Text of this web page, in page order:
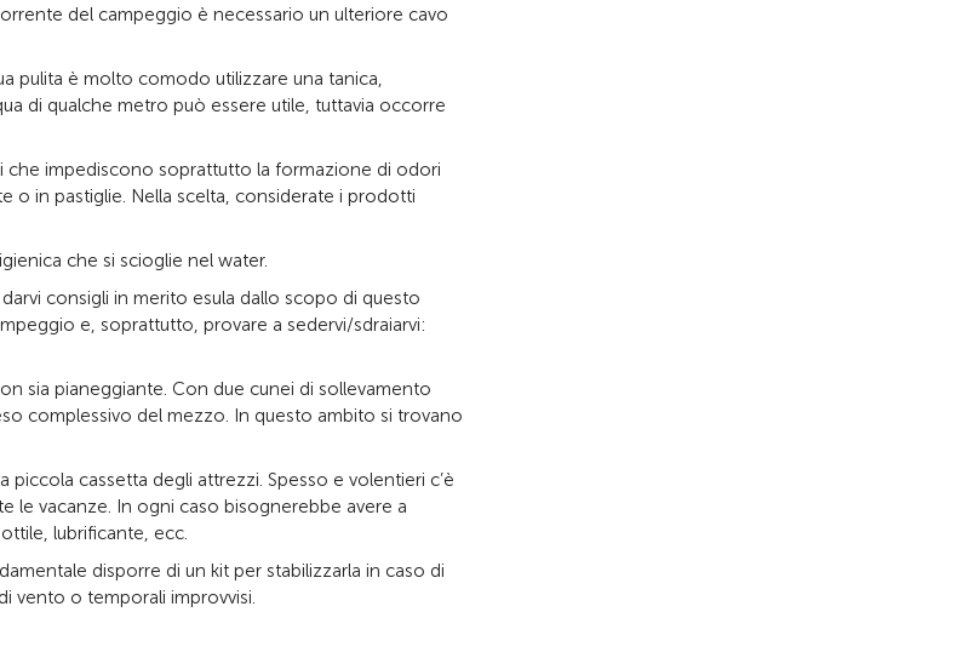
del campeggio è necessario un ulteriore cavo
pulita è molto comodo utilizzare una tanica,
di qualche metro può essere utile, tuttavia occorre
che impediscono soprattutto la formazione di odori
o in pastiglie. Nella scelta, considerate i prodotti
che si scioglie nel water.
consigli in merito esula dallo scopo di questo
e, soprattutto, provare a sedervi/sdraiarvi:
sia pianeggiante. Con due cunei di sollevamento
complessivo del mezzo. In questo ambito si trovano
piccola cassetta degli attrezzi. Spesso e volentieri c’è
le vacanze. In ogni caso bisognerebbe avere a
lubrificante, ecc.
disporre di un kit per stabilizzarla in caso di
vento o temporali improvvisi.